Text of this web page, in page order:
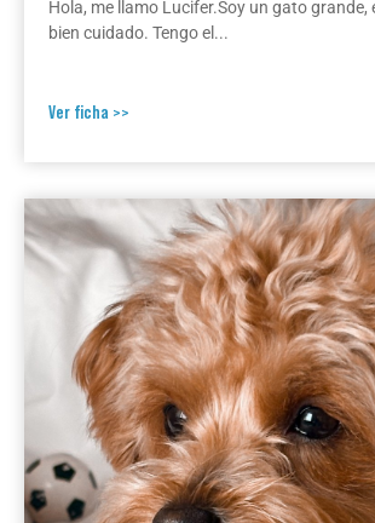
Hola, me llamo Lucifer.Soy un gato grande,
bien cuidado. Tengo el...
Ver ficha >>